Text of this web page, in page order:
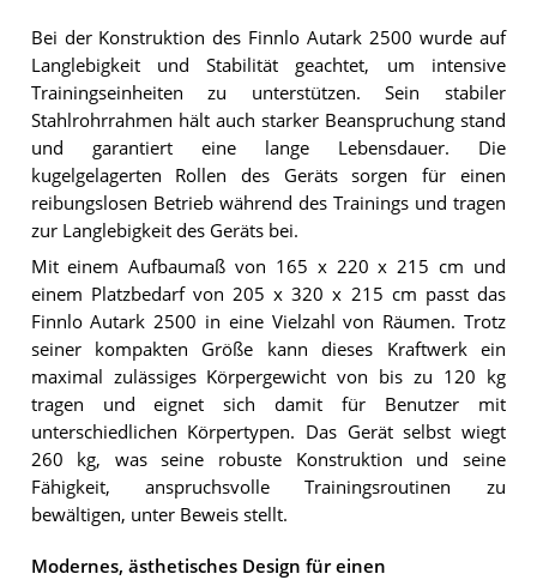
Bei der Konstruktion des Finnlo Autark 2500 wurde auf
Langlebigkeit und Stabilität geachtet, um intensive
Trainingseinheiten zu unterstützen. Sein stabiler
Stahlrohrrahmen hält auch starker Beanspruchung stand
und garantiert eine lange Lebensdauer. Die
kugelgelagerten Rollen des Geräts sorgen für einen
reibungslosen Betrieb während des Trainings und tragen
zur Langlebigkeit des Geräts bei.
Mit einem Aufbaumaß von 165 x 220 x 215 cm und
einem Platzbedarf von 205 x 320 x 215 cm passt das
Finnlo Autark 2500 in eine Vielzahl von Räumen. Trotz
seiner kompakten Größe kann dieses Kraftwerk ein
maximal zulässiges Körpergewicht von bis zu 120 kg
tragen und eignet sich damit für Benutzer mit
unterschiedlichen Körpertypen. Das Gerät selbst wiegt
260 kg, was seine robuste Konstruktion und seine
Fähigkeit, anspruchsvolle Trainingsroutinen zu
bewältigen, unter Beweis stellt.
Modernes, ästhetisches Design für einen